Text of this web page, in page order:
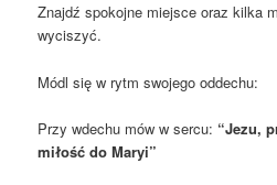
Znajdź spokojne miejsce oraz kilka
wyciszyć.
Módl się w rytm swojego oddechu:
Przy wdechu mów w sercu: “Jezu,
miłość do Maryi”